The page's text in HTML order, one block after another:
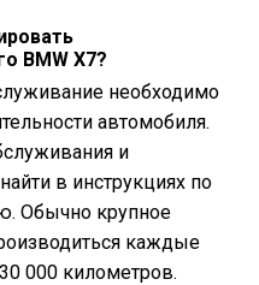
BMW X7?
необходимо
автомобиля.
и
в инструкциях по
Обычно крупное
каждые
000 километров.